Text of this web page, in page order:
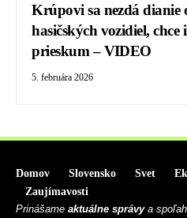
Krúpovi sa nezdá dianie
hasičských vozidiel,
prieskum – VIDEO
5. februára 2026
Domov Slovensko Svet
Zaujímavosti
Prinášame aktuálne správya